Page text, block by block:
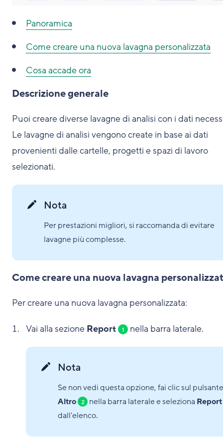
Panoramica
Comecreare una nuova lavagna personalizzata
Cosa accade ora
Descrizione generale
Puoi creare diverse lavagne di analisi con i dati
Le lavagne di analisi vengono create in base ai dati
provenienti dalle cartelle, progetti e spazi di lavoro
selezionati.
Nota
Per prestazioni migliori, si raccomanda di evitare
lavagne più complesse.
Come creare una nuova lavagna
Per creare una nuova lavagna personalizzata:
Vai alla sezione Report 1 nella barra laterale.
Nota
Se non vedi questa opzione, fai clic sul pulsante
Altro
2 nella barra laterale e seleziona Report
dall'elenco.